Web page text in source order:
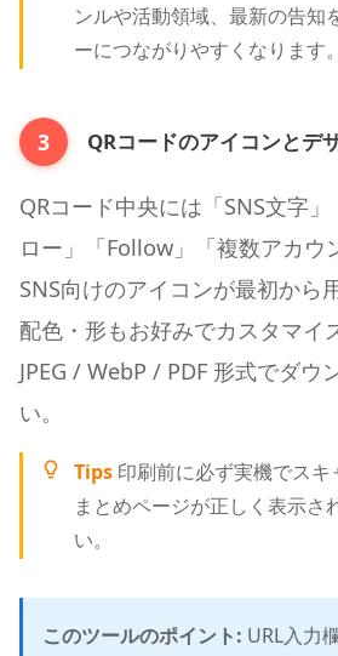
ンルや活動領域、最新の告知
ーにつながりやすくなります。
3 QRコードのアイコンとデ
QRコード中央には「SNS文字
ロー」「Follow」「複数アカウ
SNS向けのアイコンが最初から
配色・形もお好みでカスタマイ
JPEG / WebP / PDF 形式でダウ
い。
Tips 印刷前に必ず実機でスキ
まとめページが正しく表示さ
い。
このツールのポイント: URL入力